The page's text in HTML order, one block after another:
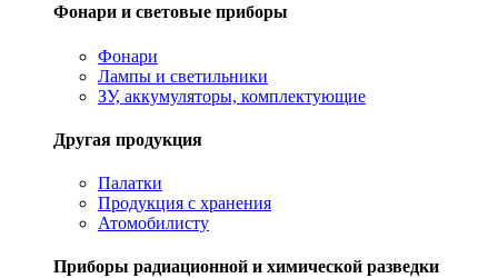
Фонари и световые приборы
Фонари
Лампы и светильники
ЗУ, аккумуляторы, комплектующие
Другая продукция
Палатки
Продукция с хранения
Атомобилисту
Приборы радиационной и химической разведки